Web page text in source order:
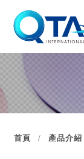
首頁 產品介紹